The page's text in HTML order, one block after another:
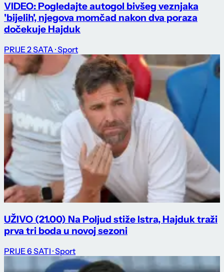
VIDEO: Pogledajte autogol bivšeg veznjaka
'bijelih', njegova momčad nakon dva poraza
dočekuje Hajduk
PRIJE 2 SATA · Sport
UŽIVO (21.00) Na Poljud stiže Istra, Hajduk traži
prva tri boda u novoj sezoni
PRIJE 6 SATI · Sport